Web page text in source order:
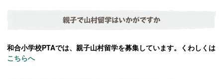
親子で山村留学はいかがですか
和合小学校PTAでは、親子山村留学を募集しています。くわしくは
こちらへ